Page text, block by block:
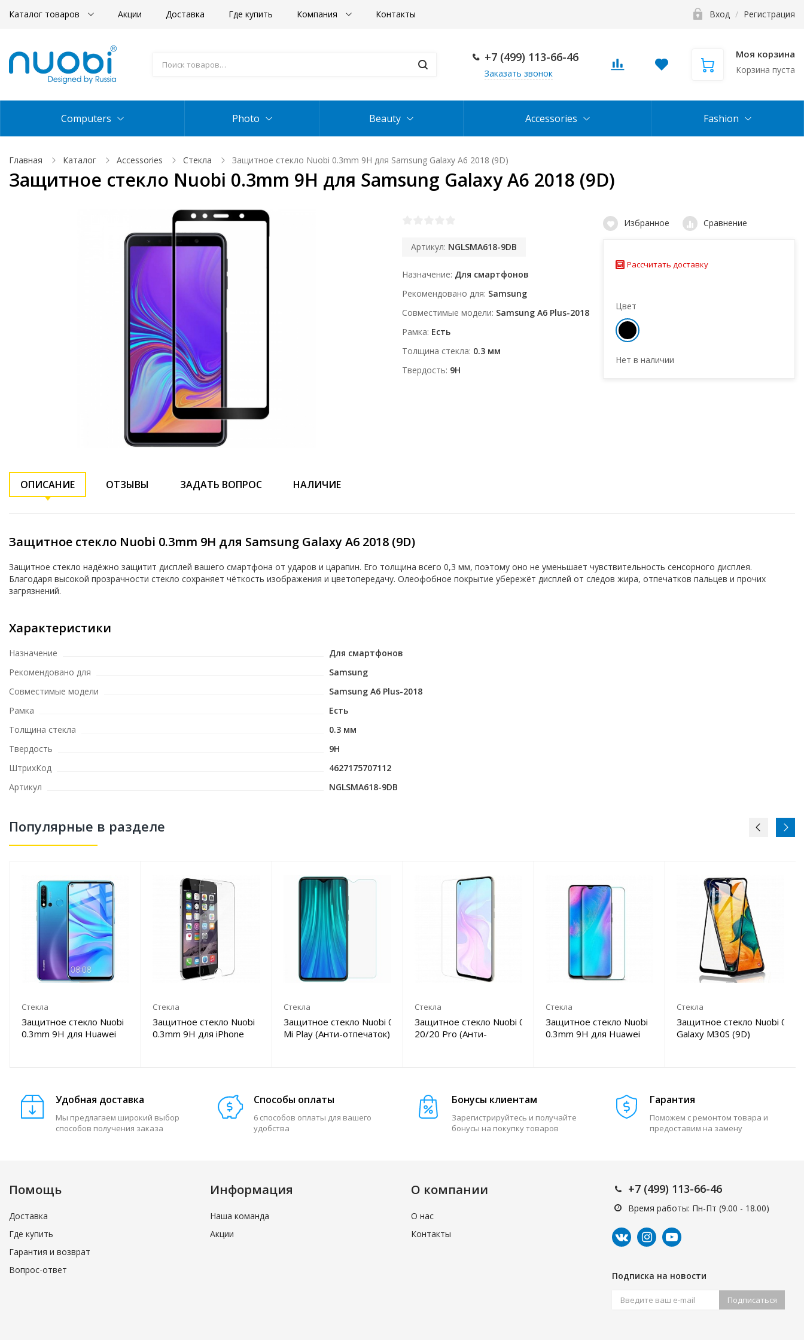
Каталог товаров Акции Доставка Где купить Компания Контакты Вход / Регистрация
+7 (499) 113-66-46
Заказать звонок
Моя корзина
Корзина пуста
Computers Photo Beauty Accessories Fashion
Главная Каталог Accessories Стекла Защитное стекло Nuobi 0.3mm 9H для Samsung Galaxy A6 2018 (9D)
Защитное стекло Nuobi 0.3mm 9H для Samsung Galaxy A6 2018 (9D)
Артикул: NGLSMA618-9DB
Назначение Для смартфонов
Рекомендовано для Samsung
Совместимые модели Samsung A6 Plus-2018
Рамка Есть
Толщина стекла 0.3 мм
Твердость 9H
Избранное Сравнение
Рассчитать доставку
Цвет
Нет в наличии
ОПИСАНИЕ ОТЗЫВЫ ЗАДАТЬ ВОПРОС НАЛИЧИЕ
Защитное стекло Nuobi 0.3mm 9H для Samsung Galaxy A6 2018 (9D)
Защитное стекло надёжно защитит дисплей вашего смартфона от ударов и царапин. Его толщина всего 0,3 мм, поэтому оно не уменьшает чувствительность сенсорного дисплея.
Благодаря высокой прозрачности стекло сохраняет чёткость изображения и цветопередачу. Олеофобное покрытие убережёт дисплей от следов жира, отпечатков пальцев и прочих
загрязнений.
Характеристики
Назначение
Для смартфонов
Рекомендовано для
Samsung
Совместимые модели
Samsung A6 Plus-2018
Рамка
Есть
Толщина стекла
0.3 мм
Твердость
9H
ШтрихКод
4627175707112
Артикул
NGLSMA618-9DB
Популярные в разделе
Стекла
Защитное стекло Nuobi
0.3mm 9H для Huawei
Стекла
Защитное стекло Nuobi
0.3mm 9H для iPhone
Стекла
Защитное стекло Nuobi 0.3mm 9H для Xiaomi
Mi Play (Анти-отпечаток)
Стекла
Защитное стекло Nuobi 0.3mm 9H для Honor
20/20 Pro (Анти-
Стекла
Защитное стекло Nuobi
0.3mm 9H для Huawei
Стекла
Защитное стекло Nuobi
Galaxy M30S (9D)
Удобная доставка
Мы предлагаем широкий выбор
способов получения заказа
Способы оплаты
6 способов оплаты для вашего
удобства
Бонусы клиентам
Зарегистрируйтесь и получайте
бонусы на покупку товаров
Гарантия
Поможем с ремонтом товара и
предоставим на замену
Помощь
Доставка
Где купить
Гарантия и возврат
Вопрос-ответ
Информация
Наша команда
Акции
О компании
О нас
Контакты
+7 (499) 113-66-46
Время работы: Пн-Пт (9.00 - 18.00)
Подписка на новости
Подписаться